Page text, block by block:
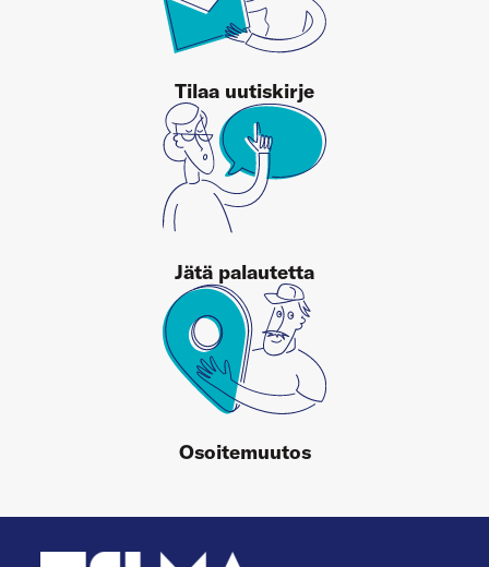
Tilaa uutiskirje
Jätä palautetta
Osoitemuutos